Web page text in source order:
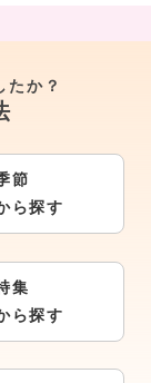
たか？
節
ら探す
集
ら探す